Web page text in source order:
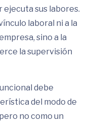
sus labores.
laboral ni a la
sino a la
la supervisión
debe
del modo de
no como un